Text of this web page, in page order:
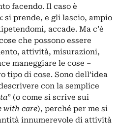
facendo. Il caso è
si prende, e gli lascio, ampio
accade. Ma c’è
che possono essere
attività, misurazioni,
maneggiare le cose –
tipo di cose. Sono dell’idea
con la semplice
” (o come si scrive sui
with care), perché per me si
innumerevole di attività